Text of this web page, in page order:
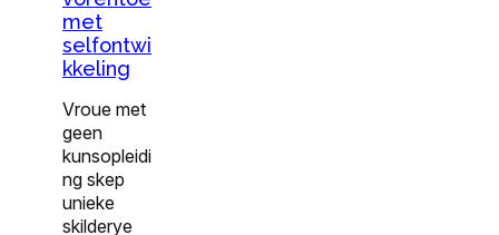
met
selfontwi
kkeling
Vroue met
geen
kunsopleidi
ng skep
unieke
skilderye